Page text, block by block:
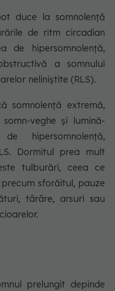
duce la somnolență
de ritm circadian
de hipersomnolență,
a somnului
neliniștite (RLS).
somnolență extremă,
veghe și lumină-
hipersomnolență,
Dormitul prea mult
tulburări, ceea ce
sforăitul, pauze
târâre, arsuri sau
prelungit depinde